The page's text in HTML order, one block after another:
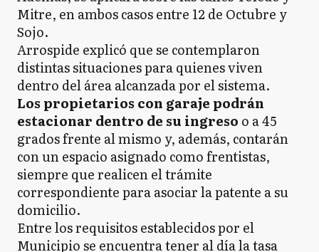
Mitre, en ambos casos entre 12 de Octubre y
Sojo.
Arrospide explicó que se contemplaron
distintas situaciones para quienes viven
dentro del área alcanzada por el sistema.
Los propietarios con garaje podrán
estacionar dentro de su ingreso o a 45
grados frente al mismo y, además, contarán
con un espacio asignado como frentistas,
siempre que realicen el trámite
correspondiente para asociar la patente a su
domicilio.
Entre los requisitos establecidos por el
Municipio se encuentra tener al día la tasa